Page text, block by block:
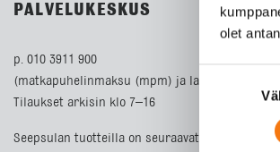
olet
PALVELUKESKUS
p. 010 3911 900
(matkapuhelinmaksu (mpm) ja
Tilaukset arkisin klo 7–16
Seepsulan tuotteilla on seuraavat